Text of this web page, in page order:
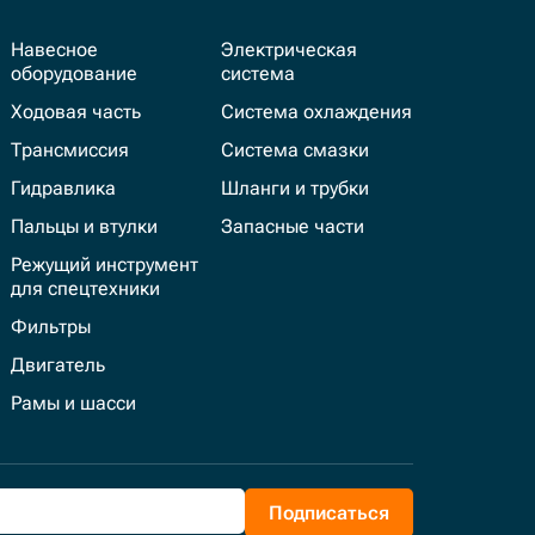
Навесное
оборудование
Ходовая часть
Трансмиссия
Гидравлика
Пальцы и втулки
Режущий инструмент
для спецтехники
Фильтры
Двигатель
Рамы и шасси
Электрическая
система
Система охлаждения
Система смазки
Шланги и трубки
Запасные части
Подписаться